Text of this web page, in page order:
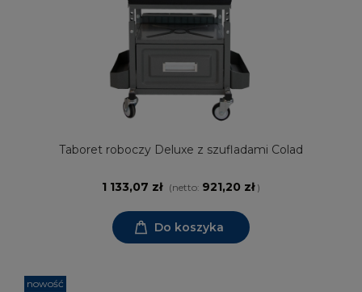
Taboret roboczy Deluxe z szufladami Colad
1 133,07 zł (netto: 921,20 zł)
Do koszyka
nowość